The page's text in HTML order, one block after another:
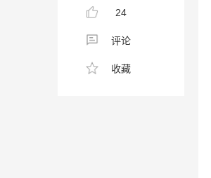
24
评论
收藏